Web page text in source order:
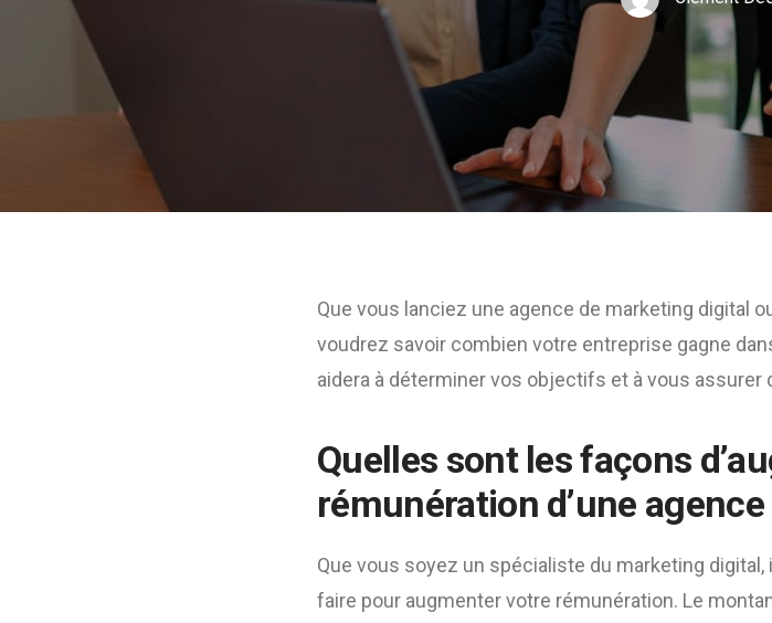
Que vous lanciez une agence de marketing digital
voudrez savoir combien votre entreprise gagne
aidera à déterminer vos objectifs et à vous assurer
Quelles sont les façons
rémunération d’une
Que vous soyez un spécialiste du marketing
faire pour augmenter votre rémunération. Le